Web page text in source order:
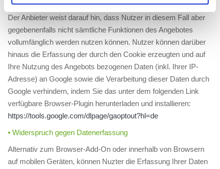
entsprechende Einstellung Ihrer Browser-Software verhindern.
Der Anbieter weist darauf hin, dass Nutzer in diesem Fall aber
gegebenenfalls nicht sämtliche Funktionen des Angebotes
vollumfänglich werden nutzen können. Nutzer können darüber
hinaus die Erfassung der durch den Cookie erzeugten und auf
Ihre Nutzung des Angebots bezogenen Daten (inkl. Ihrer IP-
Adresse) an Google sowie die Verarbeitung dieser Daten durch
Google verhindern, indem Sie das unter dem folgenden Link
verfügbare Browser-Plugin herunterladen und installieren:
https://tools.google.com/dlpage/gaoptout?hl=de
• Widerspruch gegen Datenerfassung
Alternativ zum Browser-Add-On oder innerhalb von Browsern
auf mobilen Geräten, können Nuzter die Erfassung Ihrer Daten